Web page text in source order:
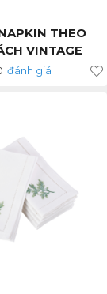
THEO
VINTAGE
đánh giá